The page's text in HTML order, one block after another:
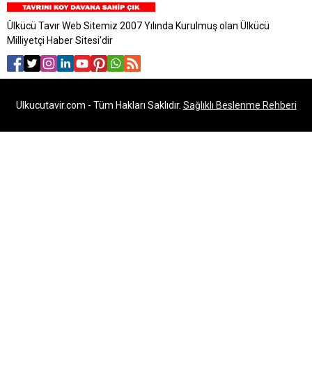
Ülkücü Tavır Web Sitemiz 2007 Yılında Kurulmuş olan Ülkücü
Milliyetçi Haber Sitesi'dir
Ulkucutavir.com - Tüm Hakları Saklıdır. Sağlıklı Beslenme Rehberi